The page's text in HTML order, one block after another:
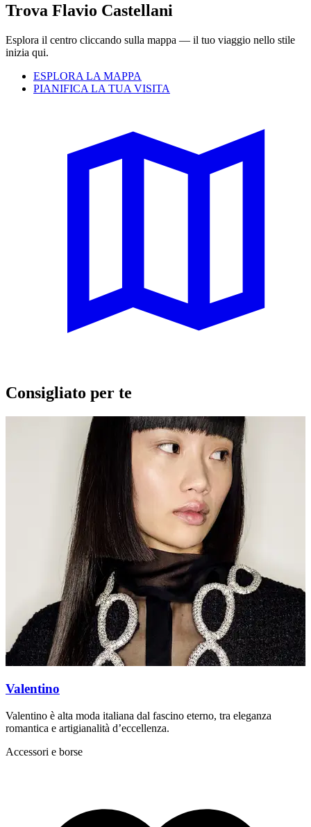
Trova Flavio Castellani
Esplora il centro cliccando sulla mappa — il tuo viaggio nello stile
inizia qui.
ESPLORA LA MAPPA
PIANIFICA LA TUA VISITA
Consigliato per te
Valentino
Valentino è alta moda italiana dal fascino eterno, tra eleganza
romantica e artigianalità d’eccellenza.
Accessori e borse